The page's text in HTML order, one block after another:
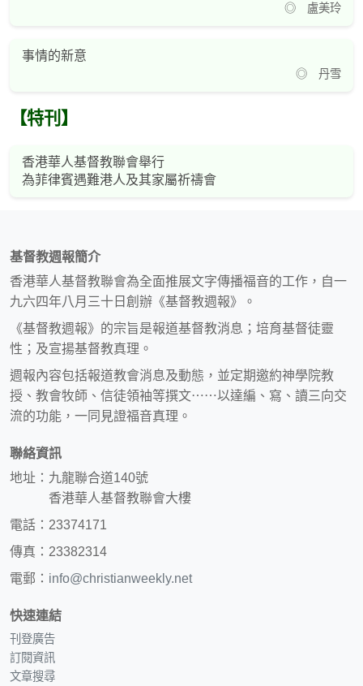
◎ 盧美玲
事情的新意
◎ 丹雪
【特刊】
香港華人基督教聯會舉行
為菲律賓遇難港人及其家屬祈禱會
基督教週報簡介
香港華人基督教聯會為全面推展文字傳播福音的工作，自一
九六四年八月三十日創辦《基督教週報》。
《基督教週報》的宗旨是報道基督教消息；培育基督徒靈
性；及宣揚基督教真理。
週報內容包括報道教會消息及動態，並定期邀約神學院教
授、教會牧師、信徒領袖等撰文⋯⋯以達編、寫、讀三向交
流的功能，一同見證福音真理。
聯絡資訊
地址：九龍聯合道140號
香港華人基督教聯會大樓
電話：23374171
傳真：23382314
電郵： info@christianweekly.net
快速連結
刊登廣告
訂閱資訊
文章搜尋